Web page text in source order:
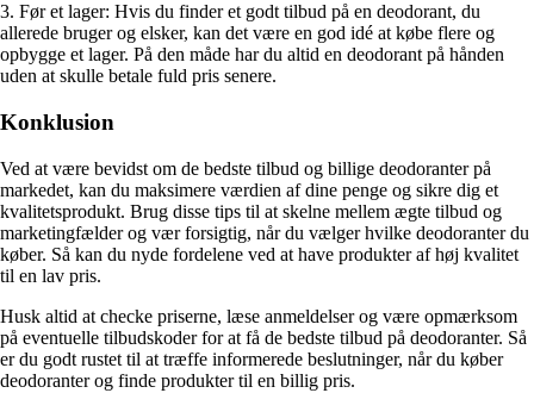
3. Før et lager: Hvis du finder et godt tilbud på en deodorant, du
allerede bruger og elsker, kan det være en god idé at købe flere og
opbygge et lager. På den måde har du altid en deodorant på hånden
uden at skulle betale fuld pris senere.
Konklusion
Ved at være bevidst om de bedste tilbud og billige deodoranter på
markedet, kan du maksimere værdien af dine penge og sikre dig et
kvalitetsprodukt. Brug disse tips til at skelne mellem ægte tilbud og
marketingfælder og vær forsigtig, når du vælger hvilke deodoranter du
køber. Så kan du nyde fordelene ved at have produkter af høj kvalitet
til en lav pris.
Husk altid at checke priserne, læse anmeldelser og være opmærksom
på eventuelle tilbudskoder for at få de bedste tilbud på deodoranter. Så
er du godt rustet til at træffe informerede beslutninger, når du køber
deodoranter og finde produkter til en billig pris.